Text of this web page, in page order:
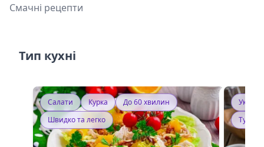
Смачні рецепти
Тип кухні
Салати Курка
До 60 хвилин
Швидко та легко